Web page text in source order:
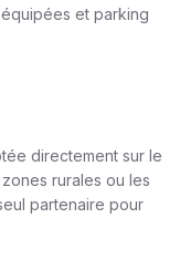
et parking
directement sur le
rurales ou les
partenaire pour